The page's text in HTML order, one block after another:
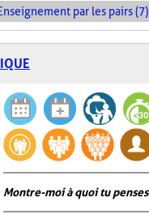
par les pairs (7)
Montre-moi à quoi tu penses